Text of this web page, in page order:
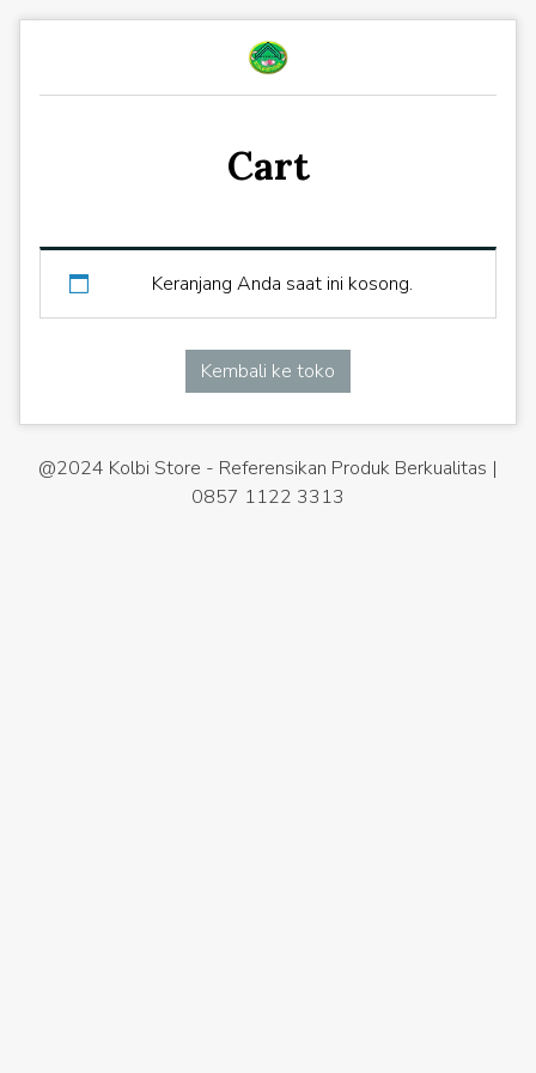
Cart
Keranjang Anda saat ini kosong.
Kembali ke toko
@2024 Kolbi Store - Referensikan Produk Berkualitas |
0857 1122 3313